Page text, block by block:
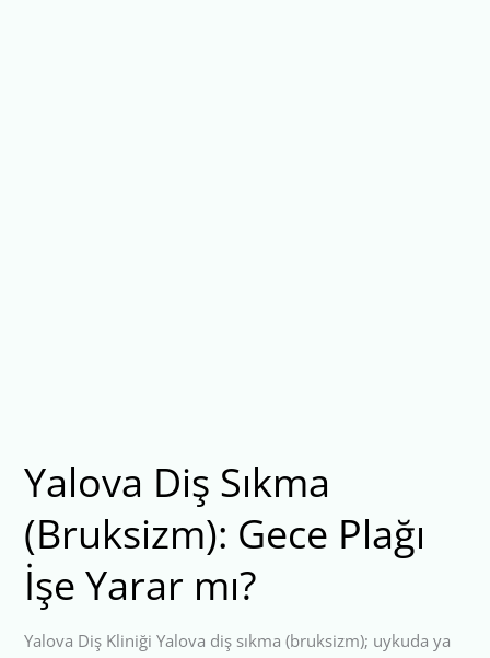
Yalova Diş Sıkma
(Bruksizm): Gece Plağı
İşe Yarar mı?
Yalova Diş Kliniği Yalova diş sıkma (bruksizm); uykuda ya